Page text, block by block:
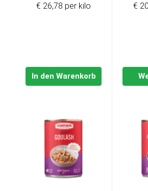
In den Warenkorb
€ 26,78 per kilo €